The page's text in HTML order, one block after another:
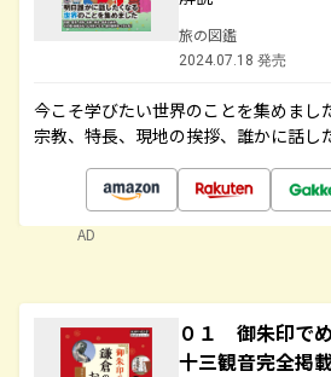
旅の図鑑
2024.07.18 発売
今こそ学びたい世界のことを集めまし
宗教、特長、現地の挨拶、誰かに話し
AD
０１ 御朱印で
十三観音完全掲